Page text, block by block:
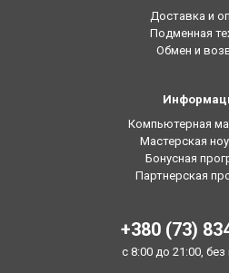
Доставка и
Подменная
Обмен и
Компьютерная
Мастерская
Бонусная
Партнерская
+380 (73)
с 8:00 до 21:00,